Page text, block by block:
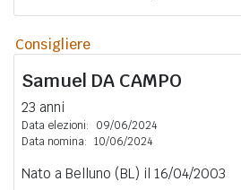
Consigliere
Samuel DA CAMPO
23 anni
Data elezioni:
09/06/2024
Data nomina: 10/06/2024
Nato a Belluno (BL) il 16/04/2003